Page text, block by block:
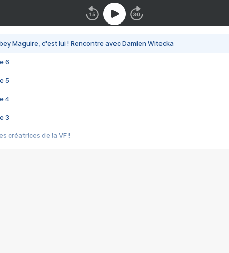
Maguire, c'est lui ! Rencontre avec Damien Witecka
6
5
4
3
créatrices de la VF !